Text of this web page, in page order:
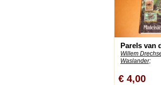
Parels van
Willem
Waslander;
€ 4,00